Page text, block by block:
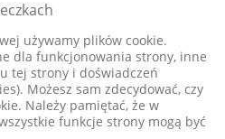
używamy plików cookie.
dla funkcjonowania strony, inne
tej strony i doświadczeń
Możesz sam zdecydować, czy
Należy pamiętać, że w
funkcje strony mogą być